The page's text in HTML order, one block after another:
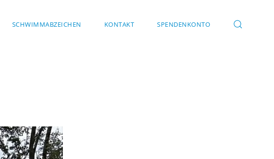
SCHWIMMABZEICHEN KONTAKT SPENDENKONTO